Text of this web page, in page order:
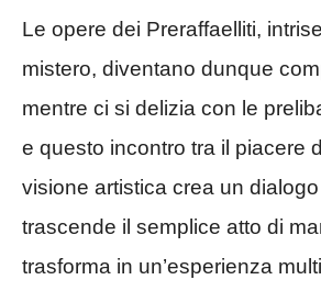
Le opere dei Preraffaelliti,
mistero, diventano dunque
mentre ci si delizia con le
e questo incontro tra il piacere
visione artistica crea un
trascende il semplice atto di
trasforma in un’esperienza